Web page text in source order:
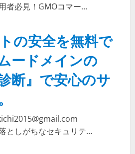
者必見！GMOコマー…
の安全を無料で
ードメインの
断』で安心のサ
としがちなセキュリテ…